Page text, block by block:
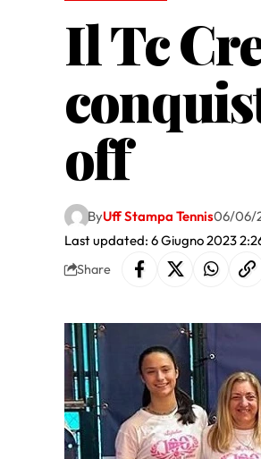
Il Tc
off
Last updated: 6 Giugno 2023
ByUff Stampa Tennis06/06/
Share